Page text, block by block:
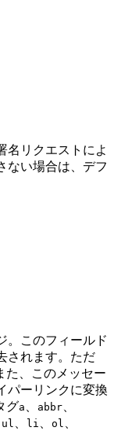
名リクエストによ
ない場合は、デフ
。このフィールド
されます。ただ
た、このメッセー
パーリンクに変換
グa abbr
ul li ol